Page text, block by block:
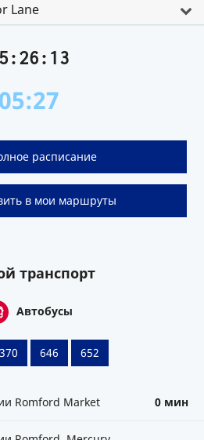
Lane
05:27
расписание
в мои маршруты
транспорт
Автобусы
370 646 652
Romford Market 0 мин